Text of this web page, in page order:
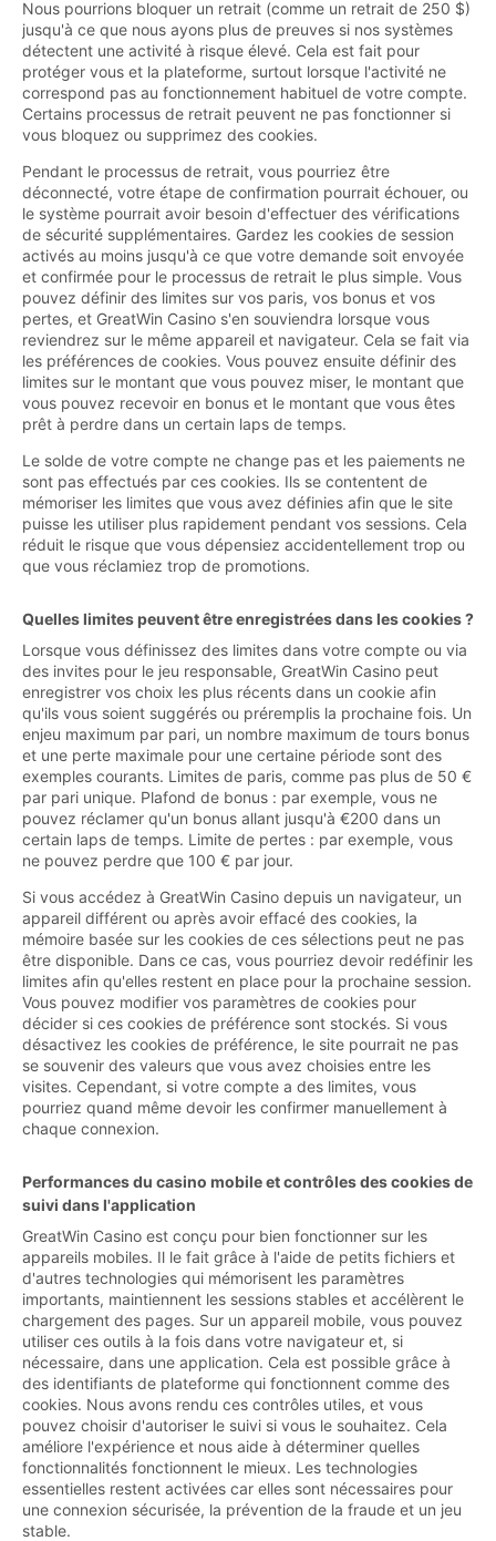
Nous pourrions bloquer un retrait (comme un retrait de 250 $)
jusqu'à ce que nous ayons plus de preuves si nos systèmes
détectent une activité à risque élevé. Cela est fait pour
protéger vous et la plateforme, surtout lorsque l'activité ne
correspond pas au fonctionnement habituel de votre compte.
Certains processus de retrait peuvent ne pas fonctionner si
vous bloquez ou supprimez des cookies.
Pendant le processus de retrait, vous pourriez être
déconnecté, votre étape de confirmation pourrait échouer, ou
le système pourrait avoir besoin d'effectuer des vérifications
de sécurité supplémentaires. Gardez les cookies de session
activés au moins jusqu'à ce que votre demande soit envoyée
et confirmée pour le processus de retrait le plus simple. Vous
pouvez définir des limites sur vos paris, vos bonus et vos
pertes, et GreatWin Casino s'en souviendra lorsque vous
reviendrez sur le même appareil et navigateur. Cela se fait via
les préférences de cookies. Vous pouvez ensuite définir des
limites sur le montant que vous pouvez miser, le montant que
vous pouvez recevoir en bonus et le montant que vous êtes
prêt à perdre dans un certain laps de temps.
Le solde de votre compte ne change pas et les paiements ne
sont pas effectués par ces cookies. Ils se contentent de
mémoriser les limites que vous avez définies afin que le site
puisse les utiliser plus rapidement pendant vos sessions. Cela
réduit le risque que vous dépensiez accidentellement trop ou
que vous réclamiez trop de promotions.
Quelles limites peuvent être enregistrées dans les cookies ?
Lorsque vous définissez des limites dans votre compte ou via
des invites pour le jeu responsable, GreatWin Casino peut
enregistrer vos choix les plus récents dans un cookie afin
qu'ils vous soient suggérés ou préremplis la prochaine fois. Un
enjeu maximum par pari, un nombre maximum de tours bonus
et une perte maximale pour une certaine période sont des
exemples courants. Limites de paris, comme pas plus de 50 €
par pari unique. Plafond de bonus : par exemple, vous ne
pouvez réclamer qu'un bonus allant jusqu'à €200 dans un
certain laps de temps. Limite de pertes : par exemple, vous
ne pouvez perdre que 100 € par jour.
Si vous accédez à GreatWin Casino depuis un navigateur, un
appareil différent ou après avoir effacé des cookies, la
mémoire basée sur les cookies de ces sélections peut ne pas
être disponible. Dans ce cas, vous pourriez devoir redéfinir les
limites afin qu'elles restent en place pour la prochaine session.
Vous pouvez modifier vos paramètres de cookies pour
décider si ces cookies de préférence sont stockés. Si vous
désactivez les cookies de préférence, le site pourrait ne pas
se souvenir des valeurs que vous avez choisies entre les
visites. Cependant, si votre compte a des limites, vous
pourriez quand même devoir les confirmer manuellement à
chaque connexion.
Performances du casino mobile et contrôles des cookies de
suivi dans l'application
GreatWin Casino est conçu pour bien fonctionner sur les
appareils mobiles. Il le fait grâce à l'aide de petits fichiers et
d'autres technologies qui mémorisent les paramètres
importants, maintiennent les sessions stables et accélèrent le
chargement des pages. Sur un appareil mobile, vous pouvez
utiliser ces outils à la fois dans votre navigateur et, si
nécessaire, dans une application. Cela est possible grâce à
des identifiants de plateforme qui fonctionnent comme des
cookies. Nous avons rendu ces contrôles utiles, et vous
pouvez choisir d'autoriser le suivi si vous le souhaitez. Cela
améliore l'expérience et nous aide à déterminer quelles
fonctionnalités fonctionnent le mieux. Les technologies
essentielles restent activées car elles sont nécessaires pour
une connexion sécurisée, la prévention de la fraude et un jeu
stable.